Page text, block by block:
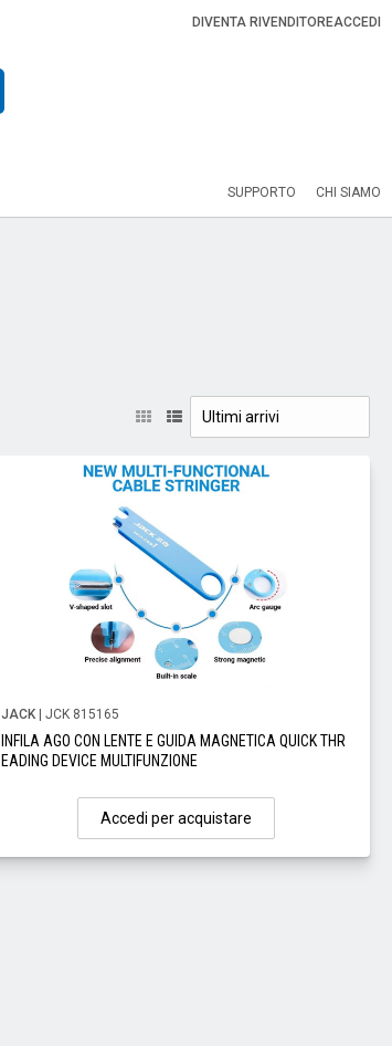
DIVENTA RIVENDITOREACCEDI
SUPPORTO CHI SIAMO
JACK| JCK 815165
INFILA AGO CON LENTE E GUIDA MAGNETICA QUICK THR
EADING DEVICE MULTIFUNZIONE
Accedi per acquistare